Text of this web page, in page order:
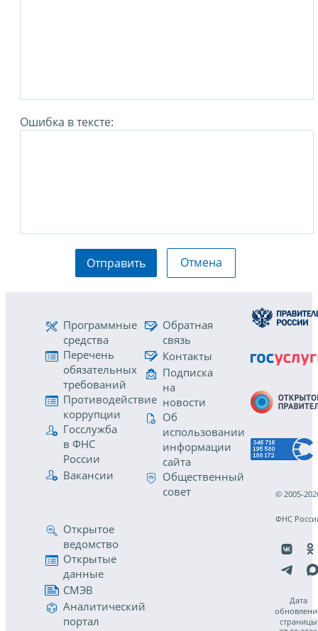
Ошибка в тексте:
Отправить Отмена
Программные
средства
Перечень
обязательных
требований
Противодействие
коррупции
Госслужба
в ФНС
России
Вакансии
Обратная
связь
Контакты
Подписка
на
новости
Об
использовании
информации
сайта
Общественный
совет
Открытое
ведомство
Открытые
данные
СМЭВ
Аналитический
портал
© 2005-
ФНС
Дата
страницы